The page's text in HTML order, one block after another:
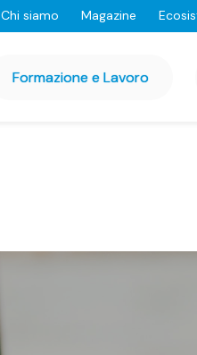
Chi siamo Magazine
Formazione e Lavoro